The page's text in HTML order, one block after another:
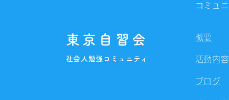
東京自習会
社会人勉強コミュニティ
コミュ
概要
活動内容
ブログ